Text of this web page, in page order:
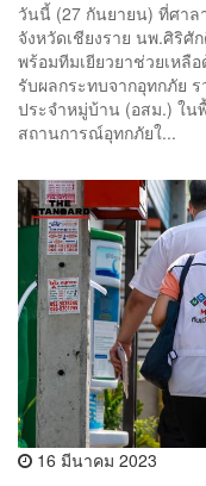
วันนี้ (27 กันยายน) ที่ศาล
จังหวัดเชียงราย นพ.ศิริ
พร้อมทีมเยียวยาช่วยเหลื
รับผลกระทบจากอุทกภัย
ประจำหมู่บ้าน (อสม.) ใ
สถานการณ์อุทกภัยใ...
16 มีนาคม 2023